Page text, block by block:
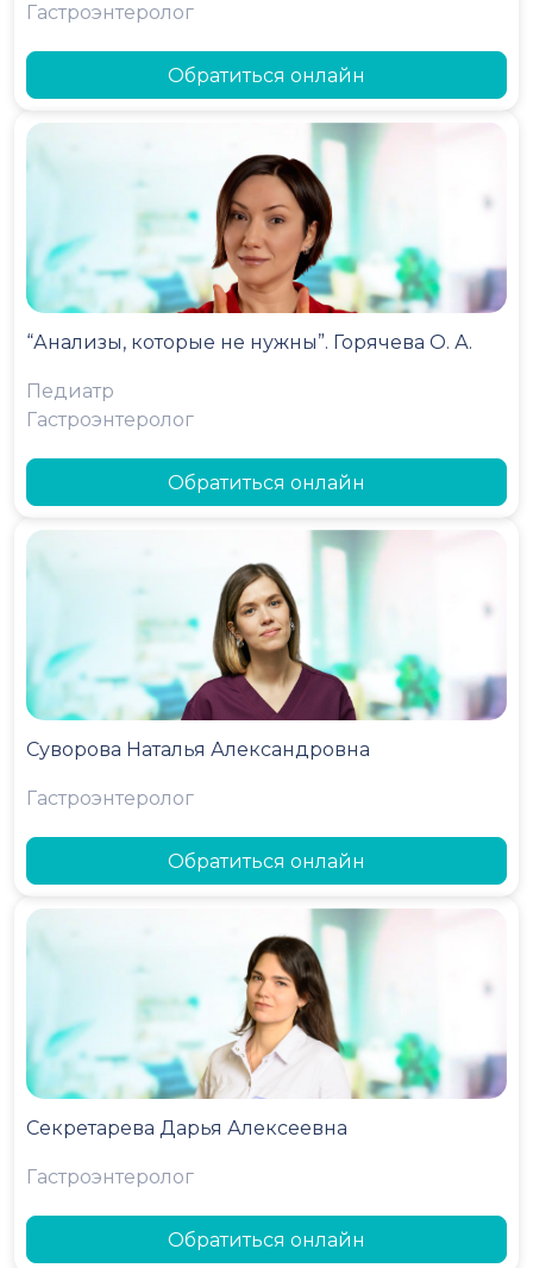
Гастроэнтеролог
Обратиться онлайн
“Анализы, которые не нужны”. Горячева О. А.
Педиатр
Гастроэнтеролог
Обратиться онлайн
Суворова Наталья Александровна
Гастроэнтеролог
Обратиться онлайн
Секретарева Дарья Алексеевна
Гастроэнтеролог
Обратиться онлайн